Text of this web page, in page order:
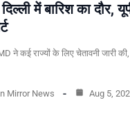
में बारिश का दौर,
ने कई राज्यों के लिए चेतावनी जारी
Mirror News Aug 5,